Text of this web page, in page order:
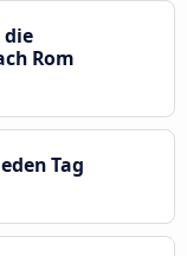
die
Rom
Tag